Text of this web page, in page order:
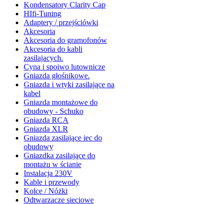
Kondensatory Clarity Cap
HIfi-Tuning
Adaptery / przejściówki
Akcesoria
Akcesoria do gramofonów
Akcesoria do kabli
zasilajacych.
Cyna i spoiwo lutownicze
Gniazda głośnikowe.
Gniazda i wtyki zasilające na
kabel
Gniazda montażowe do
obudowy - Schuko
Gniazda RCA
Gniazda XLR
Gniazda zasilające iec do
obudowy
Gniazdka zasilające do
montażu w ścianie
Instalacja 230V
Kable i przewody
Kolce / Nóżki
Odtwarzacze sieciowe